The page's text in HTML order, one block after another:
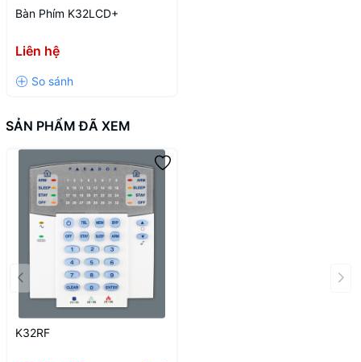
Bàn Phím K32LCD+
Liên hệ
SẢN PHẨM ĐÃ XEM
K32RF